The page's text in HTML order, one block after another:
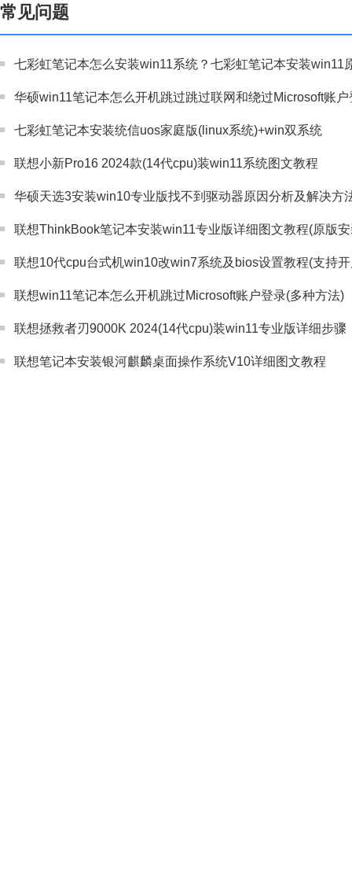
常见问题
七彩虹笔记本怎么安装win11系统？七彩虹笔记本安装win11
华硕win11笔记本怎么开机跳过跳过联网和绕过Microsoft账户
七彩虹笔记本安装统信uos家庭版(linux系统)+win双系统
联想小新Pro16 2024款(14代cpu)装win11系统图文教程
华硕天选3安装win10专业版找不到驱动器原因分析及解决方
联想ThinkBook笔记本安装win11专业版详细图文教程(原版
联想10代cpu台式机win10改win7系统及bios设置教程(支持
联想win11笔记本怎么开机跳过Microsoft账户登录(多种方法)
联想拯救者刃9000K 2024(14代cpu)装win11专业版详细步骤
联想笔记本安装银河麒麟桌面操作系统V10详细图文教程